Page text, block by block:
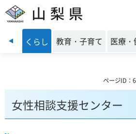
山梨県
前のスライドを表示
全 くらし 教育・子育て 医療
ページID：
女性相談支援センター